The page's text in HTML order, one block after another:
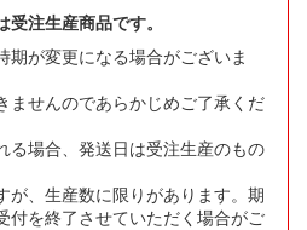
受注生産商品です。
期が変更になる場合がございま
ませんのであらかじめご了承くだ
る場合、発送日は受注生産のもの
が、生産数に限りがあります。期
付を終了させていただく場合がご